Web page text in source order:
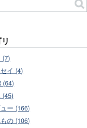
(7)
イ (4)
(64)
(45)
ー (166)
の (106)